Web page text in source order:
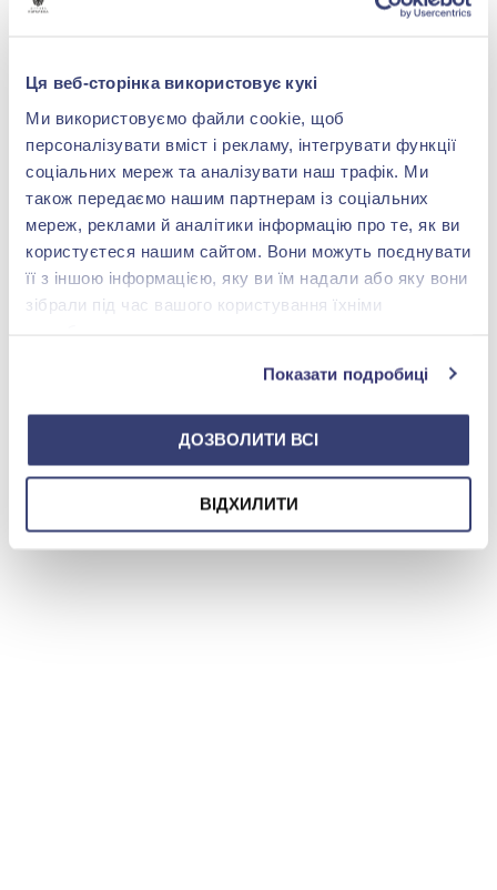
Ця веб-сторінка використовує кукі
Ми використовуємо файли cookie, щоб
персоналізувати вміст і рекламу, інтегрувати функції
соціальних мереж та аналізувати наш трафік. Ми
також передаємо нашим партнерам із соціальних
мереж, реклами й аналітики інформацію про те, як ви
користуєтеся нашим сайтом. Вони можуть поєднувати
її з іншою інформацією, яку ви їм надали або яку вони
зібрали під час вашого користування їхніми
Показати подробиці
ДОЗВОЛИТИ ВСІ
ВІДХИЛИТИ
Детальніше
shop@zolotakoroleva.ua
0 800 501 276